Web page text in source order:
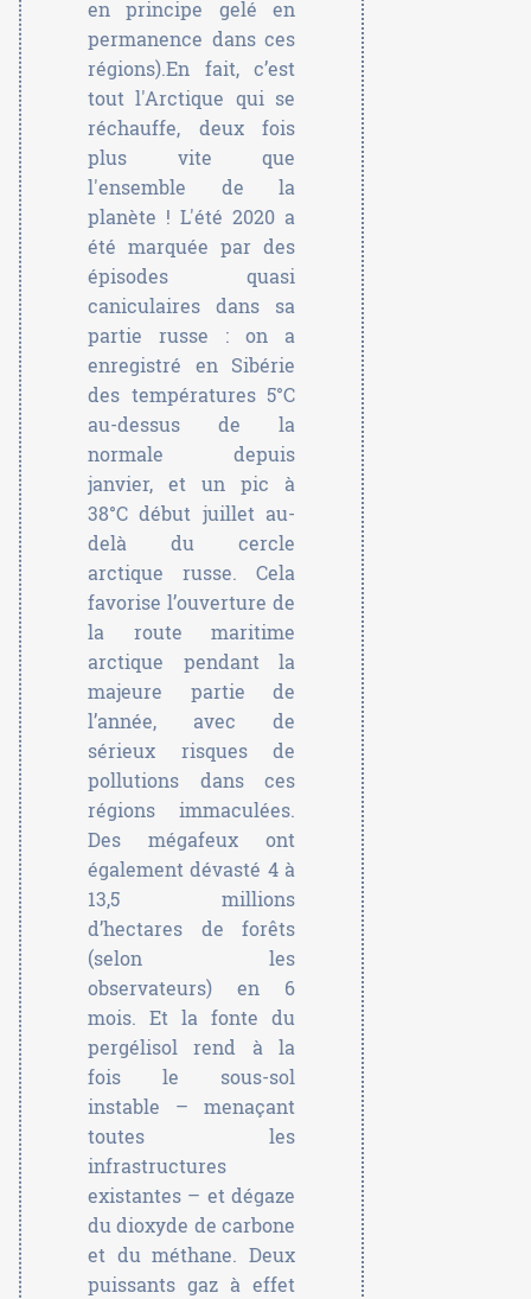
en principe gelé en
permanence dans ces
régions).En fait, c’est
tout l'Arctique qui se
réchauffe, deux fois
plus vite que
l'ensemble de la
planète ! L'été 2020 a
été marquée par des
épisodes quasi
caniculaires dans sa
partie russe : on a
enregistré en Sibérie
des températures 5°C
au-dessus de la
normale depuis
janvier, et un pic à
38°C début juillet au-
delà du cercle
arctique russe. Cela
favorise l’ouverture de
la route maritime
arctique pendant la
majeure partie de
l’année, avec de
sérieux risques de
pollutions dans ces
régions immaculées.
Des mégafeux ont
également dévasté 4 à
13,5 millions
d’hectares de forêts
(selon les
observateurs) en 6
mois. Et la fonte du
pergélisol rend à la
fois le sous-sol
instable – menaçant
toutes les
infrastructures
existantes – et dégaze
du dioxyde de carbone
et du méthane. Deux
puissants gaz à effet